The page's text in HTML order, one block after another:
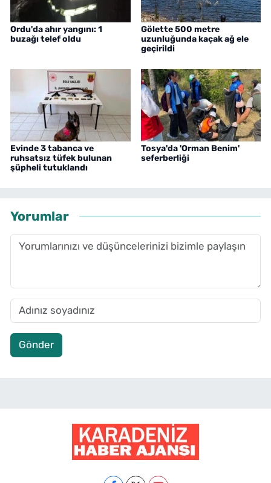
Ordu'da ahır yangını: 1
buzağı telef oldu
Gölette 500 metre
uzunluğunda kaçak ağ ele
geçirildi
Evinde 3 tabanca ve
ruhsatsız tüfek bulunan
şüpheli tutuklandı
Tosya'da 'Orman Benim'
seferberliği
Yorumlar
Gönder